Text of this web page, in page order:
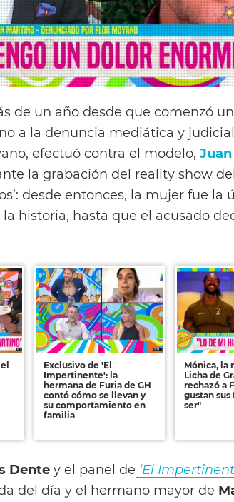
de un año desde que comenzó
a la denuncia mediática y
efectuó contra el modelo,
la grabación del reality show del
desde entonces, la mujer fue la
historia, hasta que el acusado
Exclusivo de 'El
Impertinente': la
hermana de Furia de GH
contó cómo se llevan y
su comportamiento en
familia
Mónica, la
Licha de
rechazó a
gustan sus
ser"
Dente y el panel de ‘El
del día y el hermano mayor de